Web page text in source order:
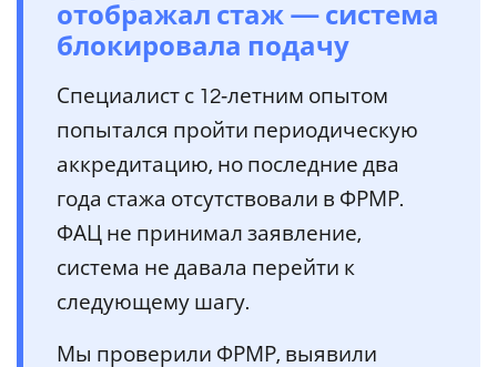
отображал стаж — система
блокировала подачу
Специалист с 12‑летним опытом
попытался пройти периодическую
аккредитацию, но последние два
года стажа отсутствовали в ФРМР.
ФАЦ не принимал заявление,
система не давала перейти к
следующему шагу.
Мы проверили ФРМР, выявили